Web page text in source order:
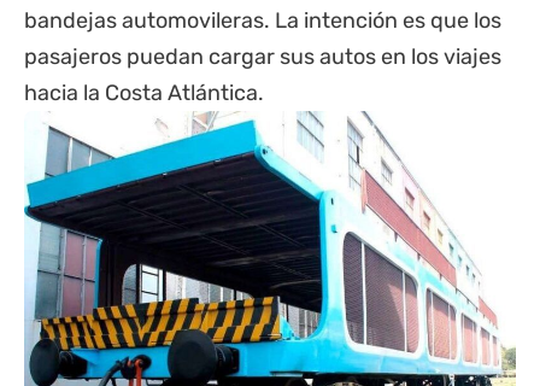
bandejas automovileras. La intención es que los
pasajeros puedan cargar sus autos en los viajes
hacia la Costa Atlántica.